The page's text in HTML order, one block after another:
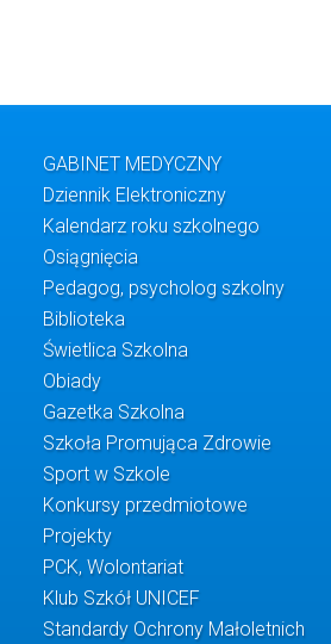
GABINET MEDYCZNY
Dziennik Elektroniczny
Kalendarz roku szkolnego
Osiągnięcia
Pedagog, psycholog szkolny
Biblioteka
Świetlica Szkolna
Obiady
Gazetka Szkolna
Szkoła Promująca Zdrowie
Sport w Szkole
Konkursy przedmiotowe
Projekty
PCK, Wolontariat
Klub Szkół UNICEF
Standardy Ochrony Małoletnich